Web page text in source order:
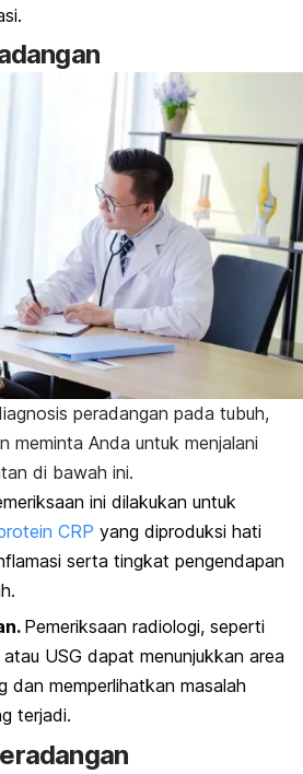
peradangan pada tubuh,
meminta Anda untuk menjalani
di bawah ini.
ini dilakukan untuk
CRP yang diproduksi hati
serta tingkat pengendapan
Pemeriksaan radiologi, seperti
atau USG dapat menunjukkan area
dan memperlihatkan masalah
terjadi.